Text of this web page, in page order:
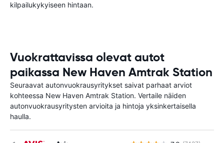
kilpailukykyiseen hintaan.
Vuokrattavissa olevat autot
paikassa New Haven Amtrak Station
Seuraavat autonvuokrausyritykset saivat parhaat arviot
kohteessa New Haven Amtrak Station. Vertaile näiden
autonvuokrausyritysten arvioita ja hintoja yksinkertaisella
haulla.